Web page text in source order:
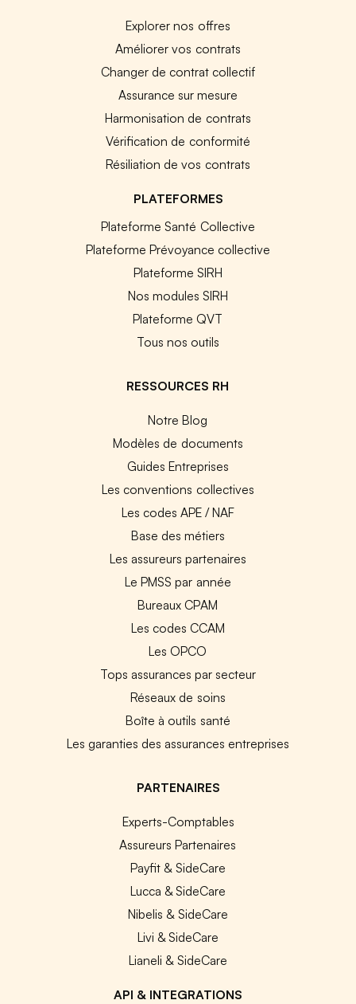
Explorer nos offres
Améliorer vos contrats
Changer de contrat collectif
Assurance sur mesure
Harmonisation de contrats
Vérification de conformité
Résiliation de vos contrats
PLATEFORMES
Plateforme Santé Collective
Plateforme Prévoyance collective
Plateforme SIRH
Nos modules SIRH
Plateforme QVT
Tous nos outils
RESSOURCES RH
Notre Blog
Modèles de documents
Guides Entreprises
Les conventions collectives
Les codes APE / NAF
Base des métiers
Les assureurs partenaires
Le PMSS par année
Bureaux CPAM
Les codes CCAM
Les OPCO
Tops assurances par secteur
Réseaux de soins
Boîte à outils santé
Les garanties des assurances entreprises
PARTENAIRES
Experts-Comptables
Assureurs Partenaires
Payfit & SideCare
Lucca & SideCare
Nibelis & SideCare
Livi & SideCare
Lianeli & SideCare
API & INTEGRATIONS